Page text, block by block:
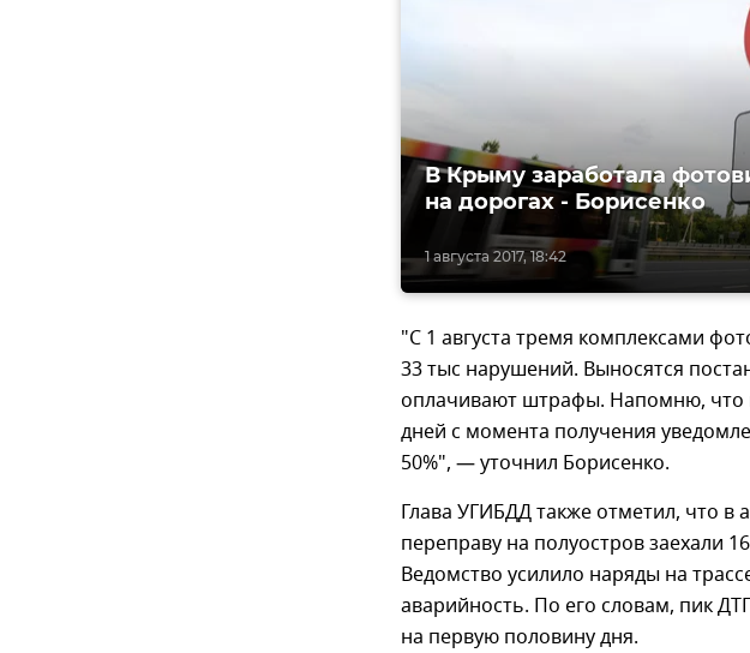
1 августа 2017, 18:42
В Крыму заработала
на дорогах - Борисенко
"С 1 августа тремя комплексами
33 тыс нарушений. Выносятся
оплачивают штрафы. Напомню, что
дней с момента получения
50%", — уточнил Борисенко.
Глава УГИБДД также отметил, что в
переправу на полуостров заехали
Ведомство усилило наряды на
аварийность. По его словам, пик
на первую половину дня.